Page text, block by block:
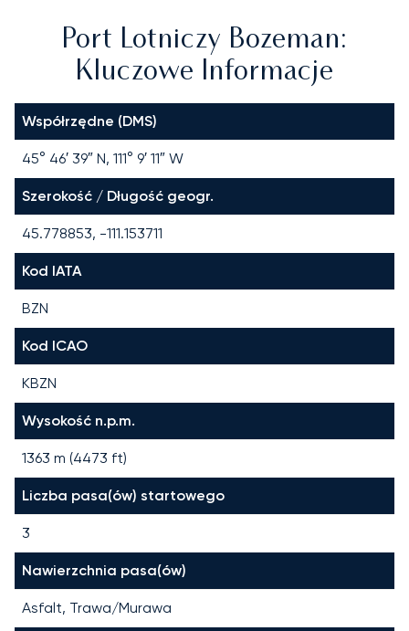
Port Lotniczy Bozeman:
Kluczowe Informacje
Współrzędne (DMS)
45° 46′ 39″ N, 111° 9′ 11″ W
Szerokość / Długość geogr.
45.778853, -111.153711
Kod IATA
BZN
Kod ICAO
KBZN
Wysokość n.p.m.
1363 m (4473 ft)
Liczba pasa(ów) startowego
3
Nawierzchnia pasa(ów)
Asfalt, Trawa/Murawa